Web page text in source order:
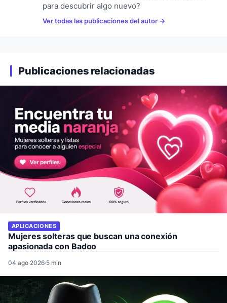
para descubrir algo nuevo?
Ver todas las publicaciones del autor
Publicaciones relacionadas
APLICACIONES
Mujeres solteras que buscan una conexión
apasionada con Badoo
04 ago 2026·5 min